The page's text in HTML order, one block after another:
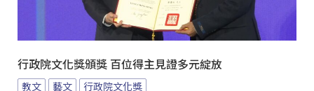
行政院文化獎頒獎 百位得主見證多元綻放
教文 藝文 行政院文化獎